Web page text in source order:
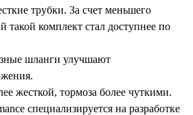
трубки. За счет меньшего
такой комплект стал доступнее по
шланги улучшают
жесткой, тормоза более чуткими.
специализируется на разработке